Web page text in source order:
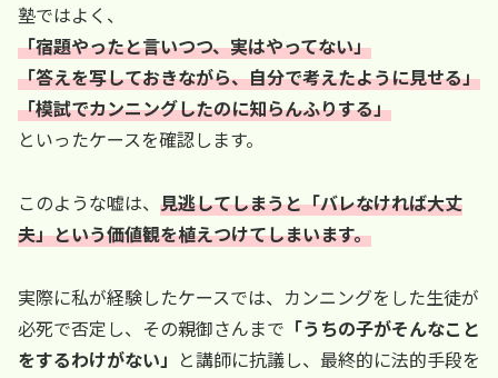
塾ではよく、
「宿題やったと言いつつ、実はやってない」
「答えを写しておきながら、自分で考えたように見せる」
「模試でカンニングしたのに知らんふりする」
といったケースを確認します。
このような嘘は、 見逃してしまうと「バレなければ大丈
夫」という価値観を植えつけてしまいます。
実際に私が経験したケースでは、カンニングをした生徒が
必死で否定し、その親御さんまで 「うちの子がそんなこと
をするわけがない」 と講師に抗議し、最終的に法的手段を